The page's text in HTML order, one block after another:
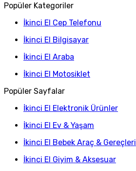
Popüler Kategoriler
İkinci El Cep Telefonu
İkinci El Bilgisayar
İkinci El Araba
İkinci El Motosiklet
Popüler Sayfalar
İkinci El Elektronik Ürünler
İkinci El Ev & Yaşam
İkinci El Bebek Araç & Gereçleri
İkinci El Giyim & Aksesuar